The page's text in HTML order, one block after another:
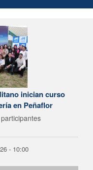
inician curso
en Peñaflor
- 10:00